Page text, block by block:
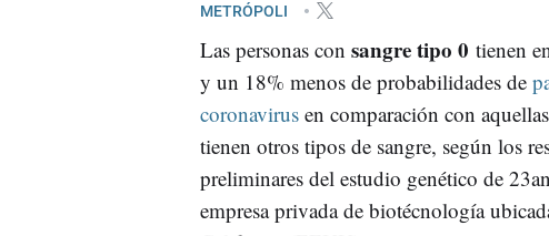
METRÓPOLI
Las personas con sangre tipo 0 tienen
y un 18% menos de probabilidades de
coronavirus en comparación con
tienen otros tipos de sangre, según los
preliminares del estudio genético de
empresa privada de biotécnología